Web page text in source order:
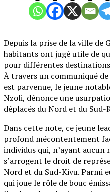
Depuis la prise de la ville de
habitants ont jugé utile de
pour différentes
À travers un communiqué
est parvenue, le jeune
Nzoli, dénonce une
déplacés du Nord et du
Dans cette note, ce jeune
profond mécontentement
individus qui, n’ayant
s’arrogent le droit de
Nord et du Sud-Kivu. Parmi
qui joue le rôle de bouc